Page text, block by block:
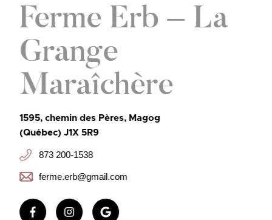
Ferme Erb – La
Grange
Maraîchère
1595, chemin des Pères, Magog
(Québec) J1X 5R9
873 200-1538
ferme.erb@gmail.com